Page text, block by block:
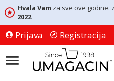
Hvala Vam za sve ove godine.
2022
Prijava Registracija